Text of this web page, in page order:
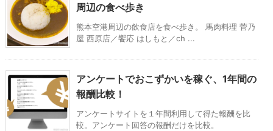
周辺の食べ歩き
熊本空港周辺の飲食店を食べ歩き。 馬肉料理 菅乃
屋 西原店／饗応 はしもと／ch ...
アンケートでおこずかいを稼ぐ、1年間の
報酬比較！
アンケートサイトを１年間利用して得た報酬を比
較。アンケート回答の報酬だけを比較。